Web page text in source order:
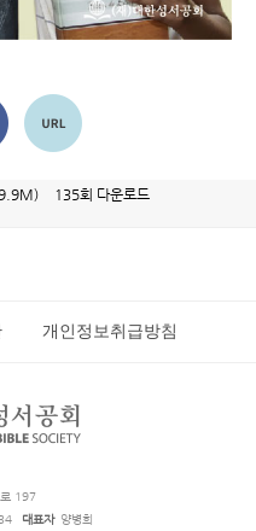
135회 다운로드
개인정보취급방침
197
대표자 양병희